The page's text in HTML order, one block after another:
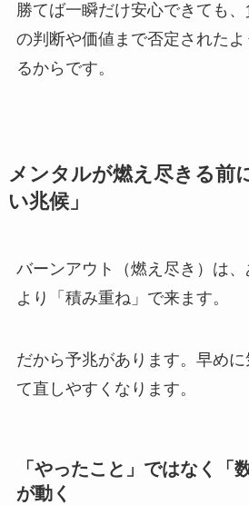
勝てば一瞬だけ安心できても、
の判断や価値まで否定された
るからです。
メンタルが燃え尽きる前
い兆候」
バーンアウト（燃え尽き）は
より「積み重ね」で来ます。
だから予兆があります。早め
て直しやすくなります。
「やったこと」ではなく「
が動く